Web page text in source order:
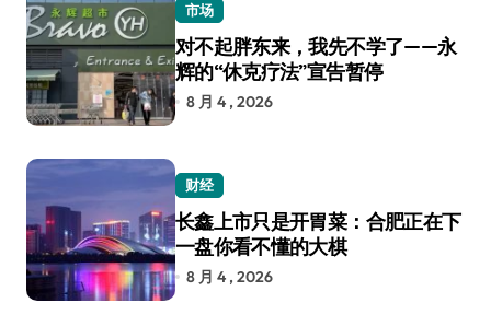
市场
对不起胖东来，我先不学了——永
辉的“休克疗法”宣告暂停
8 月 4 , 2026
财经
长鑫上市只是开胃菜：合肥正在下
一盘你看不懂的大棋
8 月 4 , 2026